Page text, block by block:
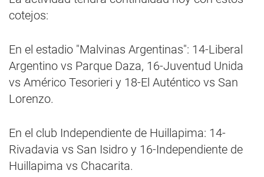
cotejos:
En el estadio "Malvinas Argentinas": 14-Liberal
Argentino vs Parque Daza, 16-Juventud Unida
vs Américo Tesorieri y 18-El Auténtico vs San
Lorenzo.
En el club Independiente de Huillapima: 14-
Rivadavia vs San Isidro y 16-Independiente de
Huillapima vs Chacarita.